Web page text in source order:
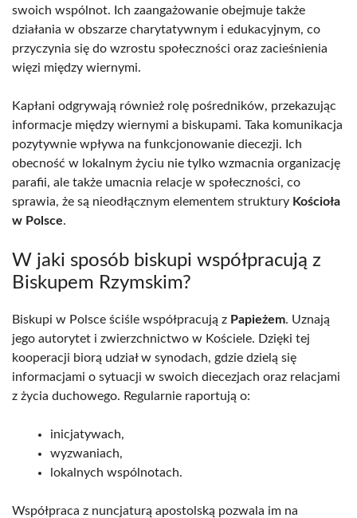
swoich wspólnot. Ich zaangażowanie obejmuje także
działania w obszarze charytatywnym i edukacyjnym, co
przyczynia się do wzrostu społeczności oraz zacieśnienia
więzi między wiernymi.
Kapłani odgrywają również rolę pośredników, przekazując
informacje między wiernymi a biskupami. Taka komunikacja
pozytywnie wpływa na funkcjonowanie diecezji. Ich
obecność w lokalnym życiu nie tylko wzmacnia organizację
parafii, ale także umacnia relacje w społeczności, co
sprawia, że są nieodłącznym elementem struktury Kościoła
w Polsce.
W jaki sposób biskupi współpracują z
Biskupem Rzymskim?
Biskupi w Polsce ściśle współpracują z Papieżem. Uznają
jego autorytet i zwierzchnictwo w Kościele. Dzięki tej
kooperacji biorą udział w synodach, gdzie dzielą się
informacjami o sytuacji w swoich diecezjach oraz relacjami
z życia duchowego. Regularnie raportują o:
inicjatywach,
wyzwaniach,
lokalnych wspólnotach.
Współpraca z nuncjaturą apostolską pozwala im na